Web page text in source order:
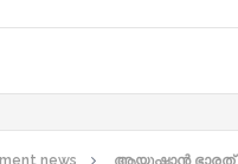
news
ആയുഷ്മാൻ